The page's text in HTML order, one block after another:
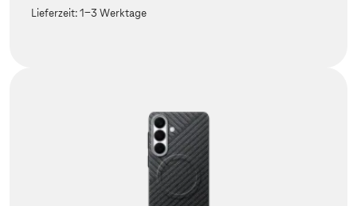
Lieferzeit:1-3 Werktage